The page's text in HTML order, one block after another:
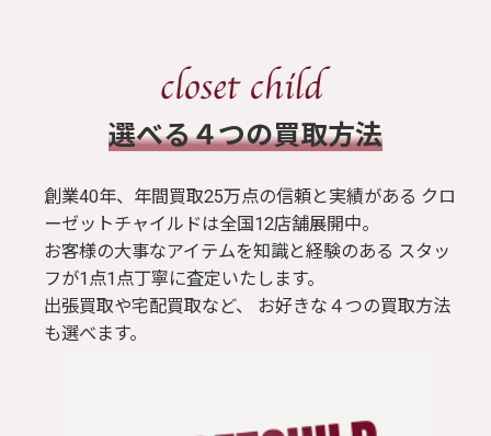
​選べる４つの買取方法
創業40年、年間買取25万点の信頼と実績がある クロ
ーゼットチャイルドは全国12店舗展開中。
お客様の大事なアイテムを知識と経験のある スタッ
フが1点1点丁寧に査定いたします。
出張買取や宅配買取など、 お好きな４つの買取方法
も選べます。